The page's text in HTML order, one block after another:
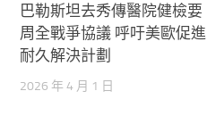
巴勒斯坦去秀傳醫院健檢要
周全戰爭協議 呼吁美歐促進
耐久解決計劃
2026 年 4 月 1 日